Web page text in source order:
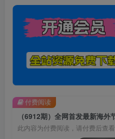
此内容为付费阅读，请付费后查看
付费阅读